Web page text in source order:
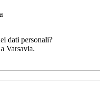
dati personali?
Varsavia.